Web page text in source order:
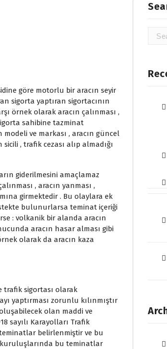
göre motorlu bir aracın seyir
sigorta yaptıran sigortacının
örnek olarak aracın çalınması ,
sahibine tazminat
ve markası , aracın güncel
, trafik cezası alıp almadığı
giderilmesini amaçlamaz
, aracın yanması ,
girmektedir . Bu olaylara ek
bulunurlarsa teminat içeriği
: volkanik bir alanda aracın
aracın hasar alması gibi
olarak da aracın kaza
trafik sigortası olarak
yaptırması zorunlu kılınmıştır
olan maddi ve
sayılı Karayolları Trafik
belirlenmiştir ve bu
kuruluşlarında bu teminatlar
Search